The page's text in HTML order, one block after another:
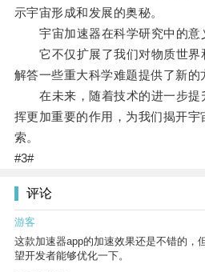
示宇宙形成和发展的奥秘。
宇宙加速器在科学研究中的意
它不仅扩展了我们对物质世界
解答一些重大科学难题提供了新的
在未来，随着技术的进一步提
挥更加重要的作用，为我们揭开
索。
#3#
评论
游客
这款加速器app的加速效果还是不错的，
望开发者能够优化一下。